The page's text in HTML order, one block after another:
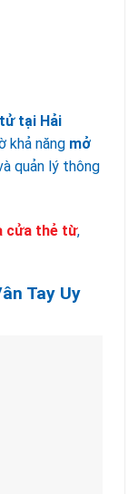
tại Hải
khả năng mở
quản lý thông
cửa thẻ từ,
Tay Uy